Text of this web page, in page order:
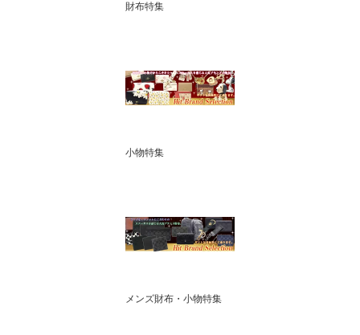
財布特集
小物特集
メンズ財布・小物特集